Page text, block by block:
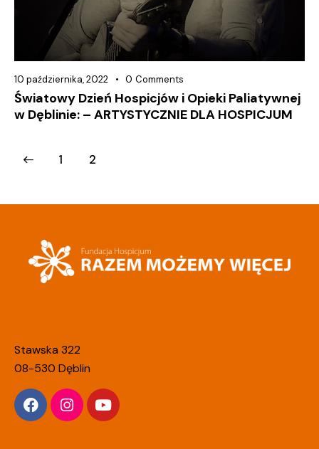
10 października, 2022 0 Comments
Światowy Dzień Hospicjów i Opieki Paliatywnej
w Dęblinie: – ARTYSTYCZNIE DLA HOSPICJUM
1 2
Stawska 322
08-530 Dęblin